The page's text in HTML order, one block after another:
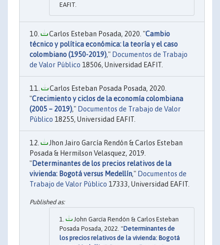
EAFIT.
Carlos Esteban Posada, 2020. "Cambio
técnico y política económica: la teoría y el caso
colombiano (1950-2019)," Documentos de Trabajo
de Valor Público 18506, Universidad EAFIT.
Carlos Esteban Posada Posada, 2020.
"Crecimiento y ciclos de la economía colombiana
(2005 – 2019)," Documentos de Trabajo de Valor
Público 18255, Universidad EAFIT.
Jhon Jairo García Rendón & Carlos Esteban
Posada & Hermilson Velasquez, 2019.
"Determinantes de los precios relativos de la
vivienda: Bogotá versus Medellín," Documentos de
Trabajo de Valor Público 17333, Universidad EAFIT.
John García Rendón & Carlos Esteban
Posada Posada, 2022. "Determinantes de
los precios relativos de la vivienda: Bogotá